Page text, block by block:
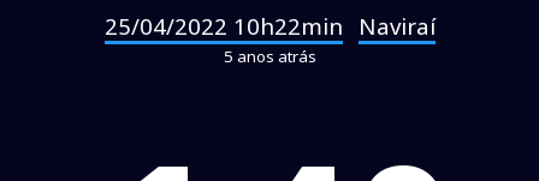
25/04/2022 10h22min Naviraí
5 anos atrás